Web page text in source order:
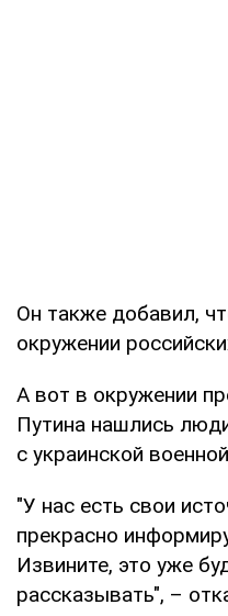
Он также добавил,
окружении
А вот в окружении
Путина нашлись
с украинской
"У нас есть свои
прекрасно
Извините, это уже
рассказывать", –